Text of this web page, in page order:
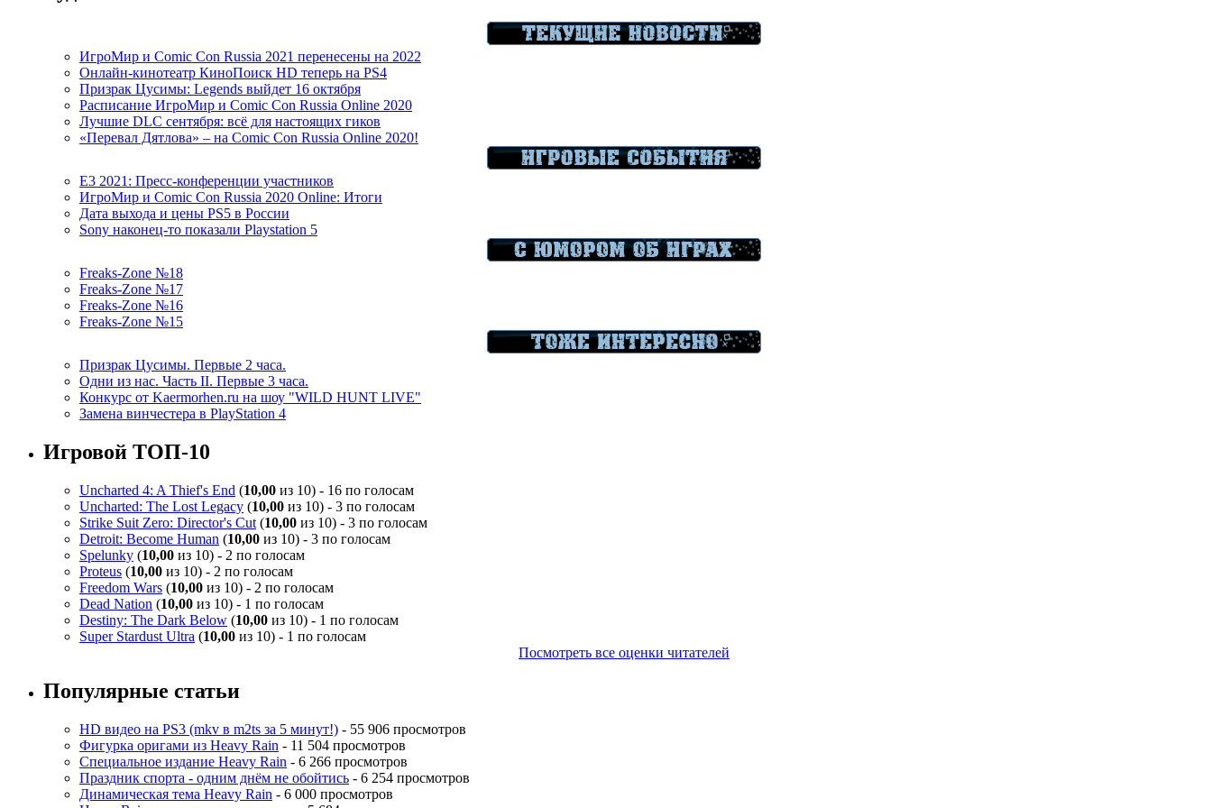
ИгроМир и Comic Con Russia 2021 перенесены на 2022
Онлайн-кинотеатр КиноПоиск HD теперь на PS4
Призрак Цусимы: Legends выйдет 16 октября
Расписание ИгроМир и Comic Con Russia Online 2020
Лучшие DLC сентября: всё для настоящих гиков
«Перевал Дятлова» – на Comic Con Russia Online 2020!
E3 2021: Пресс-конференции участников
ИгроМир и Comic Con Russia 2020 Online: Итоги
Дата выхода и цены PS5 в России
Sony наконец-то показали Playstation 5
Freaks-Zone №18
Freaks-Zone №17
Freaks-Zone №16
Freaks-Zone №15
Призрак Цусимы. Первые 2 часа.
Одни из нас. Часть II. Первые 3 часа.
Конкурс от Kaermorhen.ru на шоу "WILD HUNT LIVE"
Замена винчестера в PlayStation 4
Игровой ТОП-10
Uncharted 4: A Thief's End (10,00 из 10) - 16 по голосам
Uncharted: The Lost Legacy (10,00 из 10) - 3 по голосам
Strike Suit Zero: Director's Cut (10,00 из 10) - 3 по голосам
Detroit: Become Human (10,00 из 10) - 3 по голосам
Spelunky (10,00 из 10) - 2 по голосам
Proteus (10,00 из 10) - 2 по голосам
Freedom Wars (10,00 из 10) - 2 по голосам
Dead Nation (10,00 из 10) - 1 по голосам
Destiny: The Dark Below (10,00 из 10) - 1 по голосам
Super Stardust Ultra (10,00 из 10) - 1 по голосам
Посмотреть все оценки читателей
Популярные статьи
HD видео на PS3 (mkv в m2ts за 5 минут!) - 55 906 просмотров
Фигурка оригами из Heavy Rain - 11 504 просмотров
Специальное издание Heavy Rain - 6 266 просмотров
Праздник спорта - одним днём не обойтись - 6 254 просмотров
Динамическая тема Heavy Rain - 6 000 просмотров